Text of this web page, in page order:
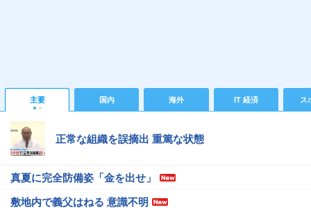
主要 国内 海外 IT 経済 ス
正常な組織を誤摘出 重篤な状態
真夏に完全防備姿「金を出せ」
敷地内で義父はねる 意識不明